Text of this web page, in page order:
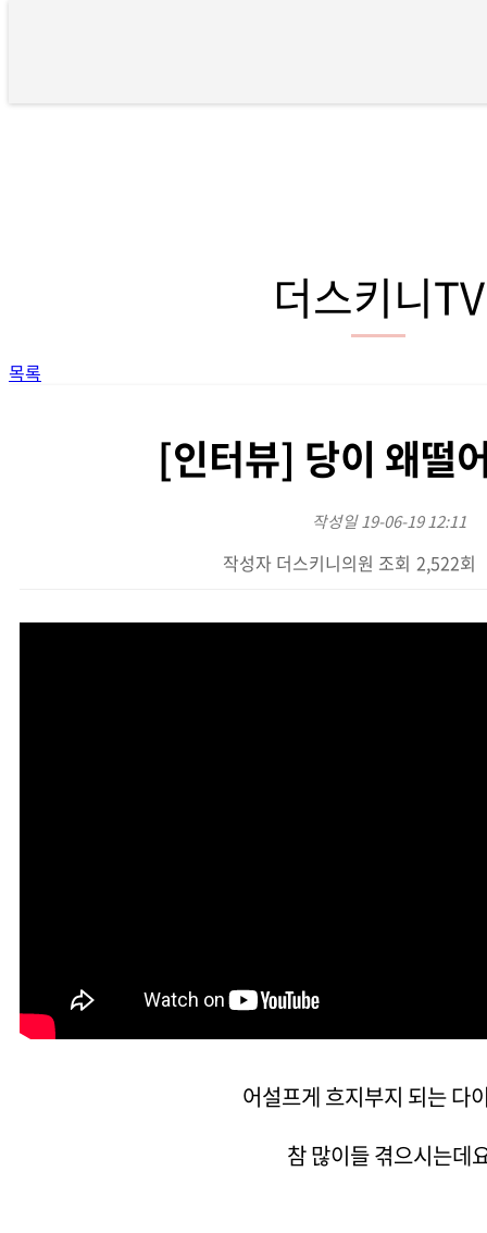
더스키니TV
목록
[인터뷰] 당이 왜떨
작성일19-06-19 12:11
작성자 더스키니의원 조회 2,522회
본문
어설프게 흐지부지 되는 다
참 많이들 겪으시는데